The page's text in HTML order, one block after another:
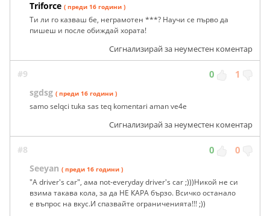
Triforce ( преди 16 години )
Ти ли го казваш бе, неграмотен ***? Научи се първо да
пишеш и после обиждай хората!
Сигнализирай за неуместен коментар
#9 0 1
sgdsg ( преди 16 години )
samo selqci tuka sas teq komentari aman ve4e
Сигнализирай за неуместен коментар
#8 0 0
Seeyan ( преди 16 години )
"A driver's car", ама not-everyday driver's car ;)))Никой не си
взима такава кола, за да НЕ КАРА бързо. Всичко останало
е въпрос на вкус.И спазвайте ограниченията!!! ;))